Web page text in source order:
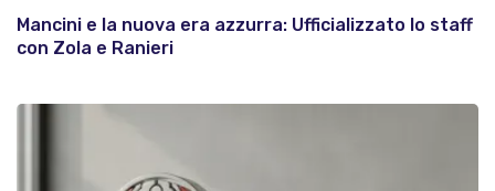
Mancini e la nuova era azzurra: Ufficializzato lo staff
con Zola e Ranieri